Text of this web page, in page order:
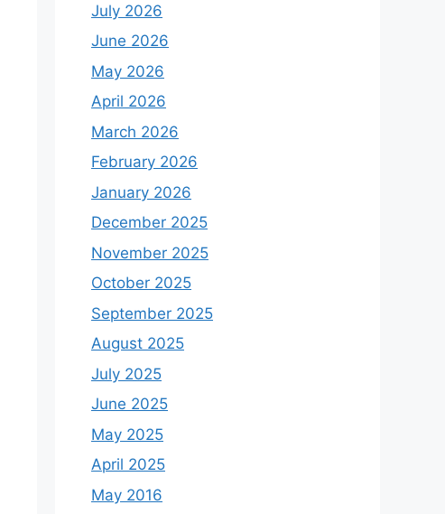
July 2026
June 2026
May 2026
April 2026
March 2026
February 2026
January 2026
December 2025
November 2025
October 2025
September 2025
August 2025
July 2025
June 2025
May 2025
April 2025
May 2016